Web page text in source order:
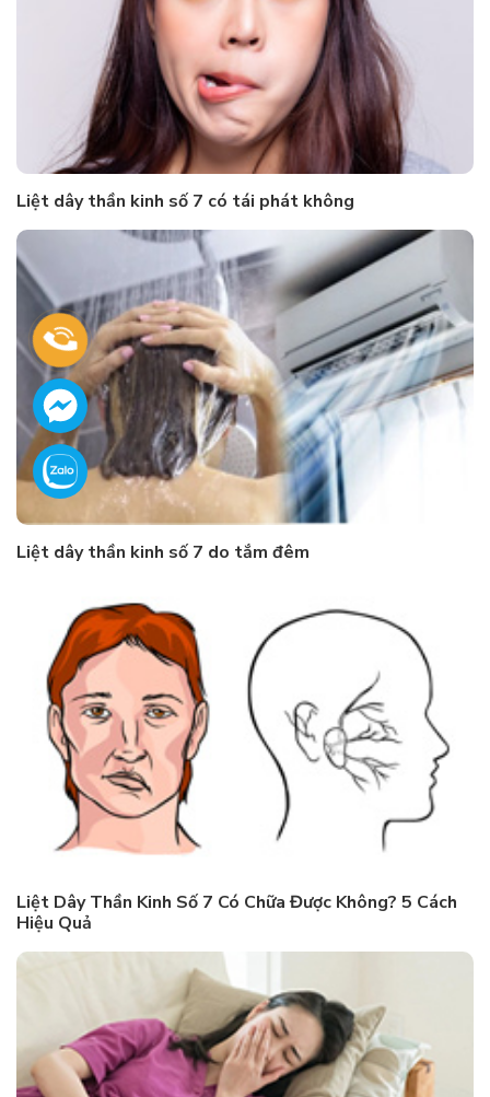
Liệt dây thần kinh số 7 có tái phát không
Liệt dây thần kinh số 7 do tắm đêm
Liệt Dây Thần Kinh Số 7 Có Chữa Được Không? 5 Cách
Hiệu Quả